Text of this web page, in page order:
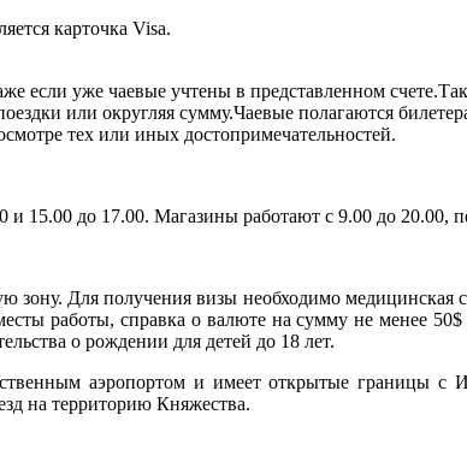
карточка Visa.
если уже чаевые учтены в представленном
или округляя сумму.Чаевые полагаются
тех или иных достопримечательностей.
и 15.00 до 17.00. Магазины работают с 9.00 до 20.00,
зону. Для получения визы необходимо медицинская
работы, справка о валюте на сумму не менее
о рождении для детей до 18 лет.
аэропортом и имеет открытые границы с
на территорию Княжества.